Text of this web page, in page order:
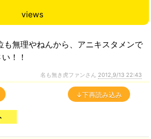
views
も無理やねんから、アニキスタメンで
！！
名も無き虎ファンさん 2012,9/13 22:43
↓下再読み込み